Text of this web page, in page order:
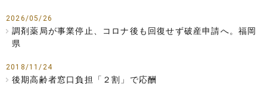
2026/05/26
調剤薬局が事業停止、コロナ後も回復せず破産申請へ。福岡
県
2018/11/24
後期高齢者窓口負担「２割」で応酬